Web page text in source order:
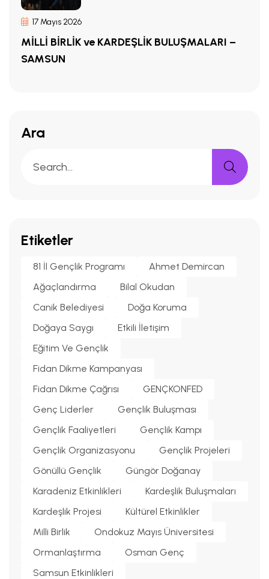
17 Mayıs 2026
MİLLİ BİRLİK ve KARDEŞLİK BULUŞMALARI –
SAMSUN
Ara
Etiketler
81 İl Gençlik Programı
Ahmet Demircan
Ağaçlandırma
Bilal Okudan
Canik Belediyesi
Doğa Koruma
Doğaya Saygı
Etkili İletişim
Eğitim Ve Gençlik
Fidan Dikme Kampanyası
Fidan Dikme Çağrısı
GENÇKONFED
Genç Liderler
Gençlik Buluşması
Gençlik Faaliyetleri
Gençlik Kampı
Gençlik Organizasyonu
Gençlik Projeleri
Gönüllü Gençlik
Güngör Doğanay
Karadeniz Etkinlikleri
Kardeşlik Buluşmaları
Kardeşlik Projesi
Kültürel Etkinlikler
Milli Birlik
Ondokuz Mayıs Üniversitesi
Ormanlaştırma
Osman Genç
Samsun Etkinlikleri